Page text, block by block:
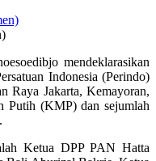
mendeklarasikan
Indonesia (Perindo)
Raya Jakarta, Kemayoran,
Putih (KMP) dan sejumlah
Ketua DPP PAN Hatta